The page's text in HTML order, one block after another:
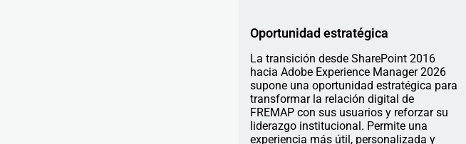
Oportunidad estratégica
La transición desde SharePoint 2016
hacia Adobe Experience Manager 2026
supone una oportunidad estratégica para
transformar la relación digital de
FREMAP con sus usuarios y reforzar su
liderazgo institucional. Permite una
experiencia más útil, personalizada y